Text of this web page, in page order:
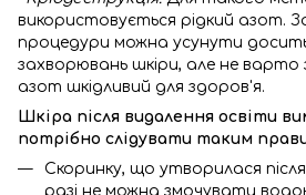
використовується рідкий азот.
процедури можна усунути
захворювань шкіри, але не варто
азот шкідливий для здоров'я.
Шкіра після видалення освіти
потрібно слідувати таким
Скоринку, що утворилася після
разі не можна змочувати